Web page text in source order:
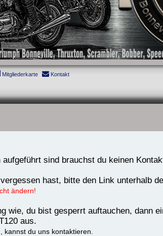
Mitgliederkarte Kontakt
aufgeführt sind brauchst du keinen
hast, bitte den Link unterhalb
ändern!
wie, du bist gesperrt auftauchen, dann
aus.
kannst du uns kontaktieren.